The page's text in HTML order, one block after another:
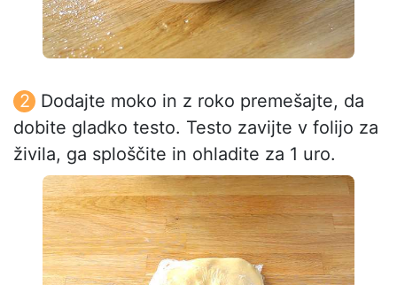
Dodajte moko in z roko premešajte, da
dobite gladko testo. Testo zavijte v folijo za
živila, ga sploščite in ohladite za 1 uro.